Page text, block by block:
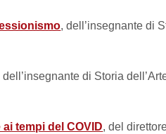
, dell’insegnante di
dell’insegnante di Storia
tempi del COVID, del